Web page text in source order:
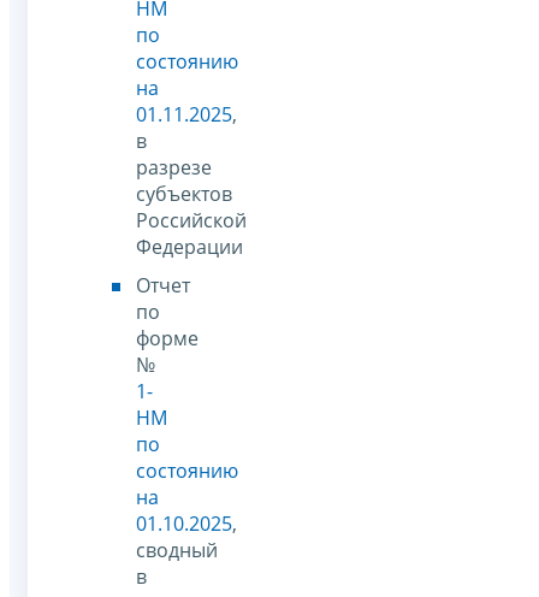
НМ
по
состоянию
на
01.11.2025,
в
разрезе
субъектов
Российской
Федерации
Отчет
по
форме
№
1-
НМ
по
состоянию
на
01.10.2025,
сводный
в